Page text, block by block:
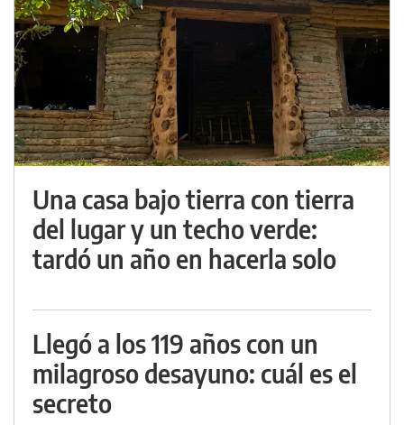
Una casa bajo tierra con tierra
del lugar y un techo verde:
tardó un año en hacerla solo
Llegó a los 119 años con un
milagroso desayuno: cuál es el
secreto